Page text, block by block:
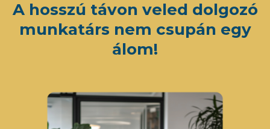
A hosszú távon veled dolgozó
munkatárs nem csupán egy
álom!